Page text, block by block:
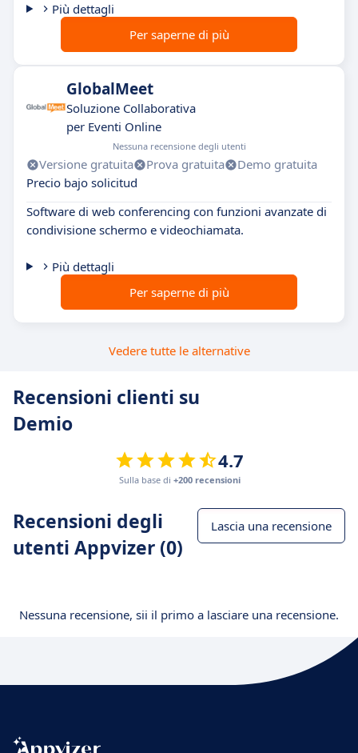
Più dettagli
Per saperne di più
GlobalMeet
Soluzione Collaborativa
per Eventi Online
Nessuna recensione degli utenti
Versione gratuita Prova gratuita
Demo gratuita
Precio bajo solicitud
Software di web conferencing con funzioni avanzate di
condivisione schermo e videochiamata.
Più dettagli
Per saperne di più
Vedere tutte le alternative
Recensioni clienti su
Demio
4.7
Sulla base di +200 recensioni
Recensioni degli
utenti Appvizer (0)
Lascia una recensione
Nessuna recensione, sii il primo a lasciare una recensione.